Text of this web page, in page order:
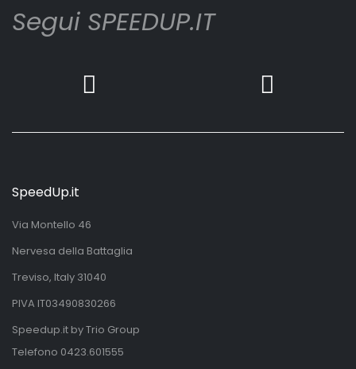
Segui SPEEDUP.IT
SpeedUp.it
Via Montello 46
Nervesa della Battaglia
Treviso, Italy 31040
PIVA IT03490830266
Speedup.it by Trio Group
Telefono 0423.601555